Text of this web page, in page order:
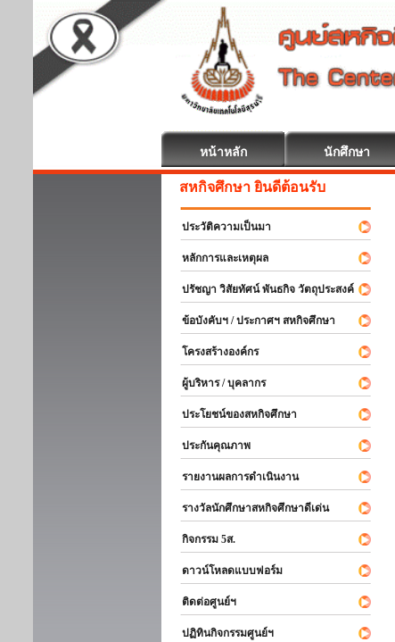
หน้าหลัก นักศึกษา
สหกิจศึกษา ยินดีต้อนรับ
ประวัติความเป็นมา
หลักการและเหตุผล
ปรัชญา วิสัยทัศน์ พันธกิจ วัตถุประสงค์
ข้อบังคับฯ / ประกาศฯ สหกิจศึกษา
โครงสร้างองค์กร
ผู้บริหาร / บุคลากร
ประโยชน์ของสหกิจศึกษา
ประกันคุณภาพ
รายงานผลการดำเนินงาน
รางวัลนักศึกษาสหกิจศึกษาดีเด่น
กิจกรรม 5ส.
ดาวน์โหลดแบบฟอร์ม
ติดต่อศูนย์ฯ
ปฏิทินกิจกรรมศูนย์ฯ